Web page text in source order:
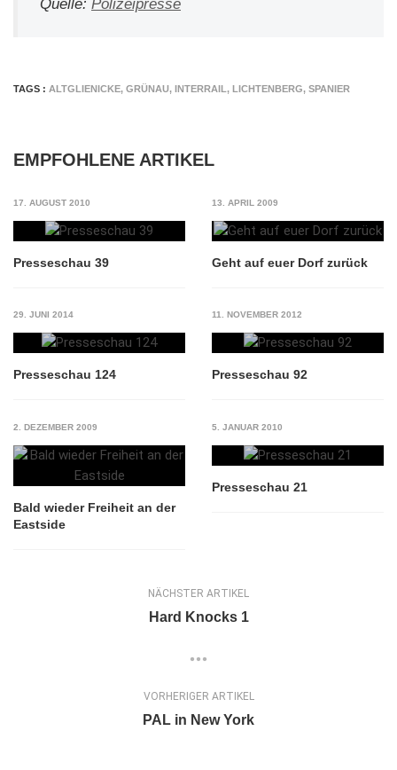
Quelle: Polizeipresse
TAGS : ALTGLIENICKE, GRÜNAU, INTERRAIL , LICHTENBERG, SPANIER
EMPFOHLENE ARTIKEL
17. AUGUST 2010
Presseschau 39
13. APRIL 2009
Geht auf euer Dorf zurück
29. JUNI 2014
Presseschau 124
11. NOVEMBER 2012
Presseschau 92
2. DEZEMBER 2009
Bald wieder Freiheit an der
Eastside
5. JANUAR 2010
Presseschau 21
NÄCHSTER ARTIKEL
Hard Knocks 1
VORHERIGER ARTIKEL
PAL in New York